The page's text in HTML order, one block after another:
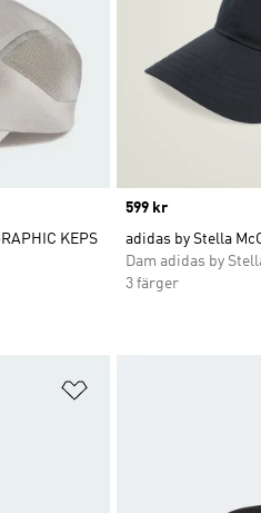
KEPS
Price
599 kr
adidas by Stella
Dam adidas by
3 färger